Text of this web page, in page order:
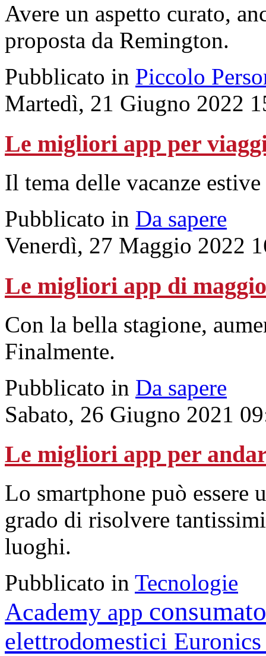
Avere un aspetto curato,
proposta da Remington.
Pubblicato in Piccolo
Martedì, 21 Giugno 2022
Le migliori app per
Il tema delle vacanze
Pubblicato in Da sapere
Venerdì, 27 Maggio 2022
Le migliori app di
Con la bella stagione,
Finalmente.
Pubblicato in Da sapere
Sabato, 26 Giugno 2021
Le migliori app per
Lo smartphone può
grado di risolvere
luoghi.
Pubblicato in Tecnologie
Academy app
elettrodomestici